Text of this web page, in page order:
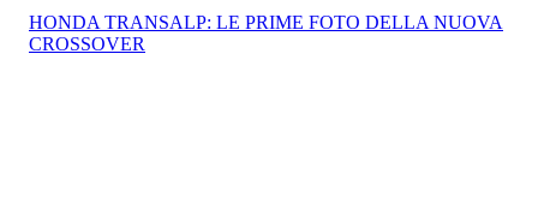
HONDA TRANSALP: LE PRIME FOTO DELLA NUOVA
CROSSOVER